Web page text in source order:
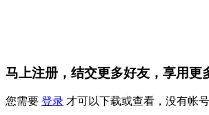
马上注册，结交更多好友，享用更
您需要 登录 才可以下载或查看，没有帐